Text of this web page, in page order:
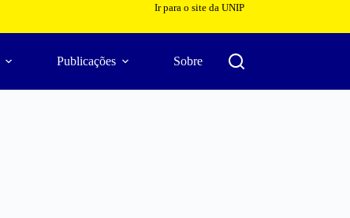
Ir para o site da UNIP
Publicações Sobre